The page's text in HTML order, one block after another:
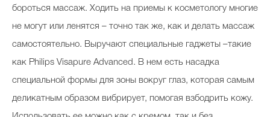
бороться массаж. Ходить на приемы к косметологу многие
не могут или ленятся – точно так же, как и делать массаж
самостоятельно. Выручают специальные гаджеты –такие
как Philips Visapure Advanced. В нем есть насадка
специальной формы для зоны вокруг глаз, которая самым
деликатным образом вибрирует, помогая взбодрить кожу.